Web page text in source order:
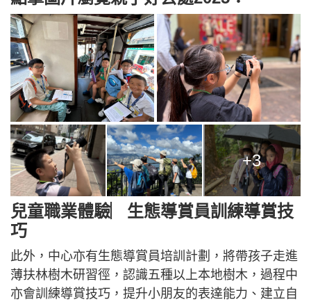
+3
兒童職業體驗︳生態導賞員訓練導賞技
巧
此外，中心亦有生態導賞員培訓計劃，將帶孩子走進
薄扶林樹木研習徑，認識五種以上本地樹木，過程中
亦會訓練導賞技巧，提升小朋友的表達能力、建立自